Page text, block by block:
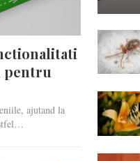
pentru
ajutand la